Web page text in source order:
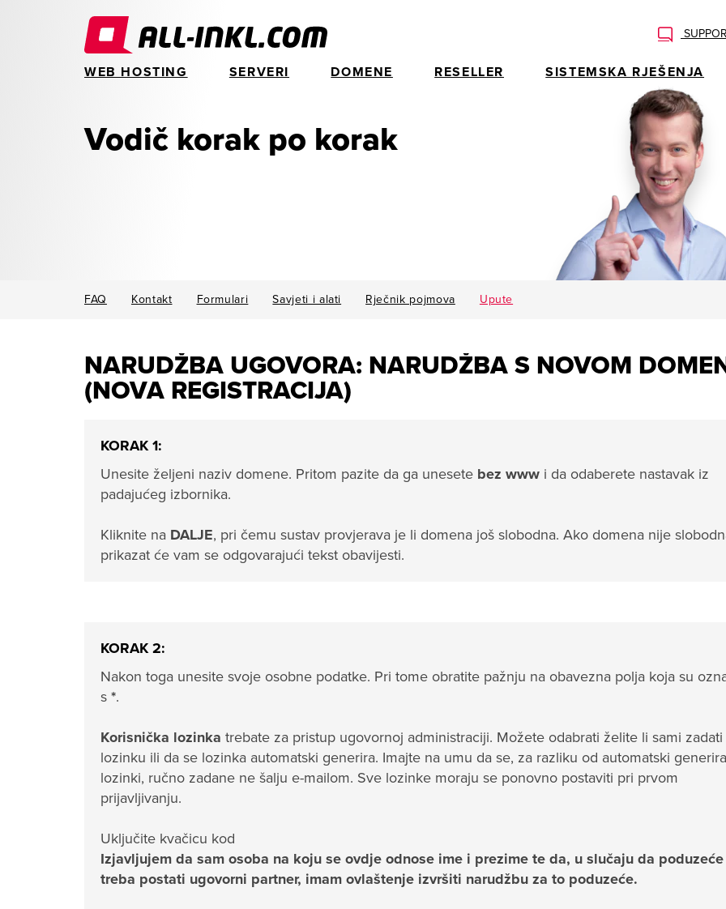
WEB HOSTING SERVERI DOMENE RESELLER SISTEMSKA RJEŠENJA
Vodič korak po korak
FAQ Kontakt Formulari Savjeti i alati Rječnik pojmova Upute
NARUDŽBA UGOVORA: NARUDŽBA S NOVOM
(NOVA REGISTRACIJA)
KORAK 1:
Unesite željeni naziv domene. Pritom pazite da ga unesete bez www i da odaberete nastavak iz
padajućeg izbornika.
Kliknite na DALJE, pri čemu sustav provjerava je li domena još slobodna. Ako domena nije
prikazat će vam se odgovarajući tekst obavijesti.
KORAK 2:
Nakon toga unesite svoje osobne podatke. Pri tome obratite pažnju na obavezna polja koja su
s *.
Korisnička lozinka trebate za pristup ugovornoj administraciji. Možete odabrati želite li sami zadati
lozinku ili da se lozinka automatski generira. Imajte na umu da se, za razliku od automatski
lozinki, ručno zadane ne šalju e-mailom. Sve lozinke moraju se ponovno postaviti pri prvom
prijavljivanju.
Uključite kvačicu kod
Izjavljujem da sam osoba na koju se ovdje odnose ime i prezime te da, u slučaju da poduzeće
treba postati ugovorni partner, imam ovlaštenje izvršiti narudžbu za to poduzeće.